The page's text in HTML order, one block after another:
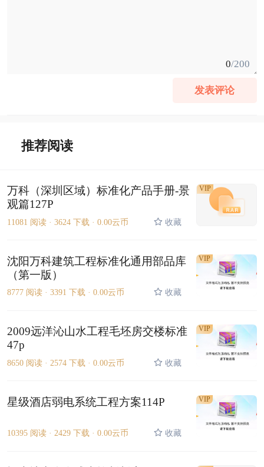
0/200
发表评论
推荐阅读
万科（深圳区域）标准化产品手册-景
观篇127P
11081 阅读 · 3624 下载 · 0.00云币 收藏
VIP
沈阳万科建筑工程标准化通用部品库
（第一版）
8777 阅读 · 3391 下载 · 0.00云币 收藏
VIP
2009远洋沁山水工程毛坯房交楼标准
47p
8650 阅读 · 2574 下载 · 0.00云币 收藏
VIP
星级酒店弱电系统工程方案114P
10395 阅读 · 2429 下载 · 0.00云币 收藏
VIP